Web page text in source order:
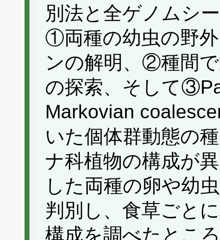
別法と全ゲノムシ
①両種の幼虫の野
ンの解明、②種間
の探索、そして
Markovian
いた個体群動態の
ナ科植物の構成が
した両種の卵や幼
判別し、食草ごと
構成を調べたとこ